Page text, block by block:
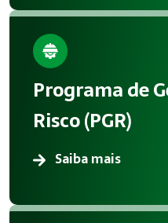
Programa de
Risco (PGR)
Saiba mais